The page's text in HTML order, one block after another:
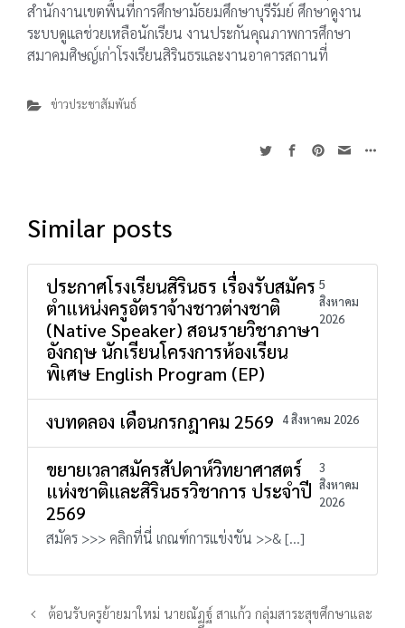
สำนักงานเขตพื้นที่การศึกษามัธยมศึกษาบุรีรัมย์ ศึกษาดูงาน
ระบบดูแลช่วยเหลือนักเรียน งานประกันคุณภาพการศึกษา
สมาคมศิษญ์เก่าโรงเรียนสิรินธรและงานอาคารสถานที่
ข่าวประชาสัมพันธ์
Similar posts
ประกาศโรงเรียนสิรินธร เรื่องรับสมัคร
ตำแหน่งครูอัตราจ้างชาวต่างชาติ
(Native Speaker) สอนรายวิชาภาษา
อังกฤษ นักเรียนโครงการห้องเรียน
พิเศษ English Program (EP)
5
สิงหาคม
2026
งบทดลอง เดือนกรกฎาคม 2569 4 สิงหาคม 2026
ขยายเวลาสมัครสัปดาห์วิทยาศาสตร์
แห่งชาติและสิรินธรวิชาการ ประจำปี
2569
3
สิงหาคม
2026
สมัคร >>> คลิกที่นี่ เกณฑ์การแข่งขัน >>& […]
ต้อนรับครูย้ายมาใหม่ นายณัฏฐ์ สาแก้ว กลุ่มสาระสุขศึกษาและ